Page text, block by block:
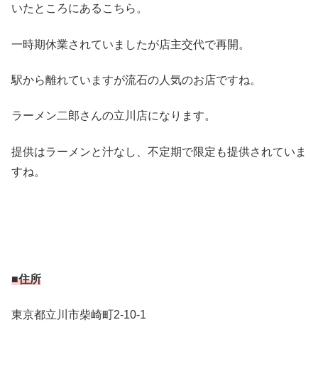
いたところにあるこちら。
一時期休業されていましたが店主交代で再開。
駅から離れていますが流石の人気のお店ですね。
ラーメン二郎さんの立川店になります。
提供はラーメンと汁なし、不定期で限定も提供されていま
すね。
■住所
東京都立川市柴崎町2-10-1